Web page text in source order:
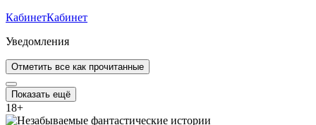
КабинетКабинет
Уведомления
Отметить все как прочитанные
Показать ещё
18+